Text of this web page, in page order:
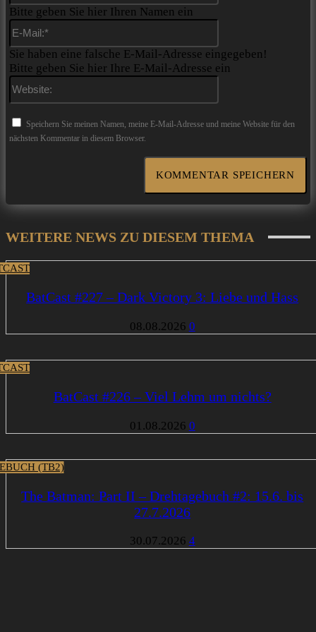
Bitte geben Sie hier Ihren Namen ein
Sie haben eine falsche E-Mail-Adresse eingegeben!
Bitte geben Sie hier Ihre E-Mail-Adresse ein
Speichern Sie meinen Namen, meine E-Mail-Adresse und meine Website für den
nächsten Kommentar in diesem Browser.
WEITERE NEWS ZU DIESEM THEMA
BatCast #227 – Dark Victory 3: Liebe und Hass
08.08.2026 0
BatCast #226 – Viel Lehm um nichts?
01.08.2026 0
(TB2)
The Batman: Part II – Drehtagebuch #2: 15.6. bis
27.7.2026
30.07.2026 4